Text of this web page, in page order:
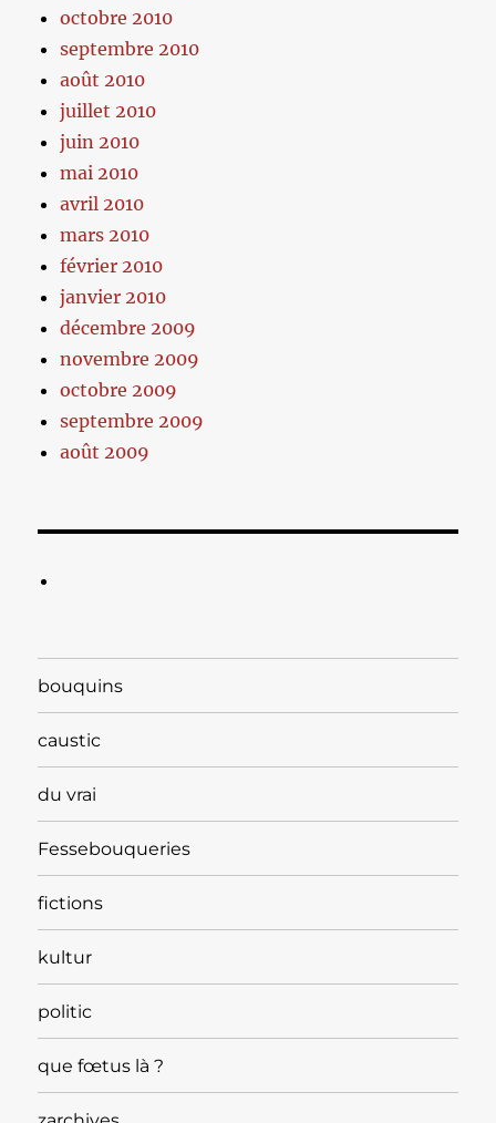
octobre 2010
septembre 2010
août 2010
juillet 2010
juin 2010
mai 2010
avril 2010
mars 2010
février 2010
janvier 2010
décembre 2009
novembre 2009
octobre 2009
septembre 2009
août 2009
bouquins
caustic
du vrai
Fessebouqueries
fictions
kultur
politic
que fœtus là ?